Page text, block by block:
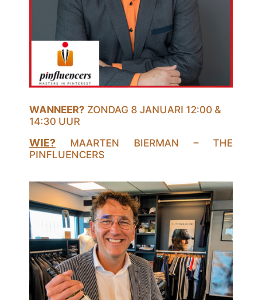
WANNEER? ZONDAG 8 JANUARI 12:00 &
14:30 UUR
WIE? MAARTEN BIERMAN – THE
PINFLUENCERS